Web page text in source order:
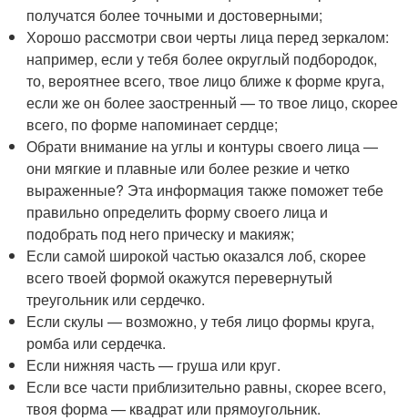
получатся более точными и достоверными;
Хорошо рассмотри свои черты лица перед зеркалом:
например, если у тебя более округлый подбородок,
то, вероятнее всего, твое лицо ближе к форме круга,
если же он более заостренный — то твое лицо, скорее
всего, по форме напоминает сердце;
Обрати внимание на углы и контуры своего лица —
они мягкие и плавные или более резкие и четко
выраженные? Эта информация также поможет тебе
правильно определить форму своего лица и
подобрать под него прическу и макияж;
Если самой широкой частью оказался лоб, скорее
всего твоей формой окажутся перевернутый
треугольник или сердечко.
Если скулы — возможно, у тебя лицо формы круга,
ромба или сердечка.
Если нижняя часть — груша или круг.
Если все части приблизительно равны, скорее всего,
твоя форма — квадрат или прямоугольник.